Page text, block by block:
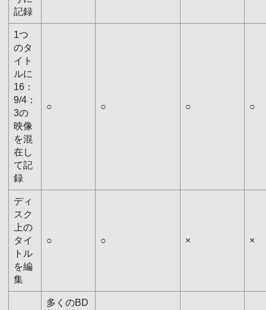
記録
1つ
のタ
イト
ルに
16：
9/4：
3の
映像
を混
在し
て記
録
○ ○ ○ ○
ディ
スク
上の
タイ
トル
を編
集
○ ○ × ×
多くのBD